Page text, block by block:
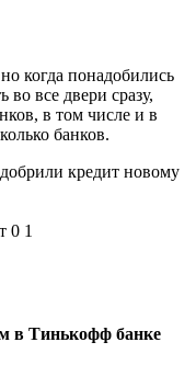
когда понадобились
во все двери сразу,
в том числе и в
банков.
кредит новому
0 1
в Тинькофф банке